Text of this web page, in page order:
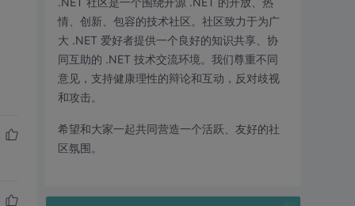
情、创新、包容的技术社区。社区致力于为广
大 .NET 爱好者提供一个良好的知识共享、协
同互助的 .NET 技术交流环境。我们尊重不同
意见，支持健康理性的辩论和互动，反对歧视
和攻击。
希望和大家一起共同营造一个活跃、友好的社
区氛围。